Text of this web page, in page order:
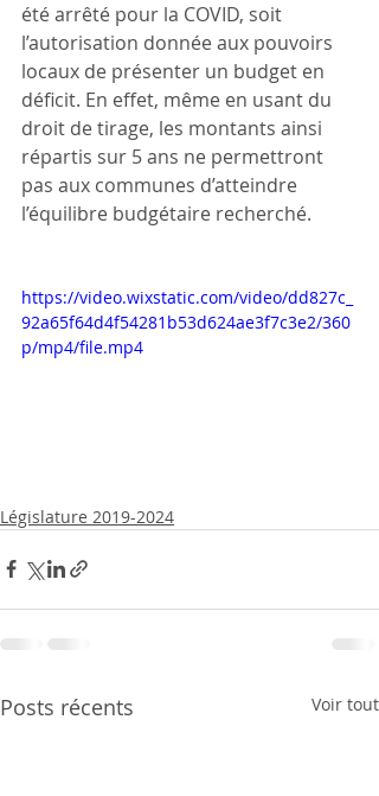
été arrêté pour la COVID, soit
l’autorisation donnée aux pouvoirs
locaux de présenter un budget en
déficit. En effet, même en usant du
droit de tirage, les montants ainsi
répartis sur 5 ans ne permettront
pas aux communes d’atteindre
l’équilibre budgétaire recherché.
https://video.wixstatic.com/video/dd827c_
92a65f64d4f54281b53d624ae3f7c3e2/360
p/mp4/file.mp4
Législature 2019-2024
Posts récents Voir tout